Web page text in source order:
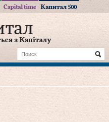
Capital time Капитал 500
з Капіталу